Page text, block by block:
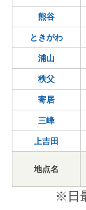
熊谷
ときがわ
浦山
秩父
寄居
三峰
上吉田
地点名
※日